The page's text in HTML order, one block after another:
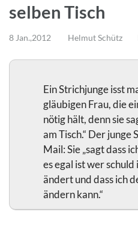
selben Tisch
8 Jan.,2012 Helmut Schütz
Ein Strichjunge isst
gläubigen Frau, die
nötig hält, denn sie
am Tisch.“ Der
Mail: Sie „sagt dass
es egal ist wer
ändert und dass ich
ändern kann.“